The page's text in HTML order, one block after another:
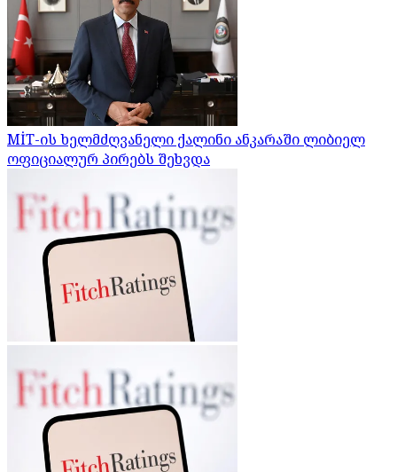
MİT-ის ხელმძღვანელი ქალინი ანკარაში ლიბიელ
ოფიციალურ პირებს შეხვდა